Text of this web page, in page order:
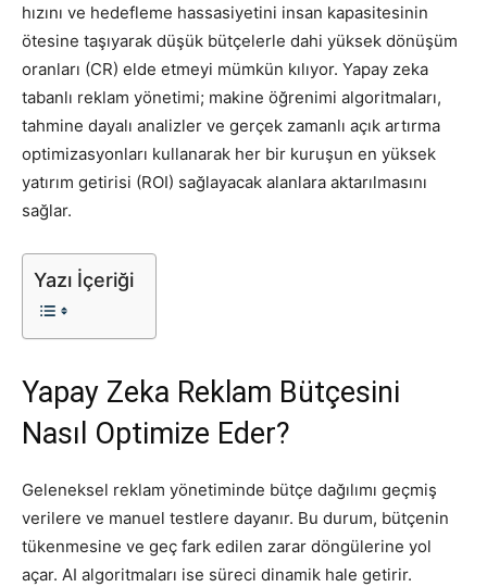
SEM,
hızını ve hedefleme hassasiyetini insan kapasitesinin
ötesine taşıyarak düşük bütçelerle dahi yüksek dönüşüm
oranları (CR) elde etmeyi mümkün kılıyor. Yapay zeka
tabanlı reklam yönetimi; makine öğrenimi algoritmaları,
tahmine dayalı analizler ve gerçek zamanlı açık artırma
optimizasyonları kullanarak her bir kuruşun en yüksek
yatırım getirisi (ROI) sağlayacak alanlara aktarılmasını
sağlar.
Yazı İçeriği
Yapay Zeka Reklam Bütçesini
Nasıl Optimize Eder?
Geleneksel reklam yönetiminde bütçe dağılımı geçmiş
verilere ve manuel testlere dayanır. Bu durum, bütçenin
tükenmesine ve geç fark edilen zarar döngülerine yol
açar. AI algoritmaları ise süreci dinamik hale getirir.